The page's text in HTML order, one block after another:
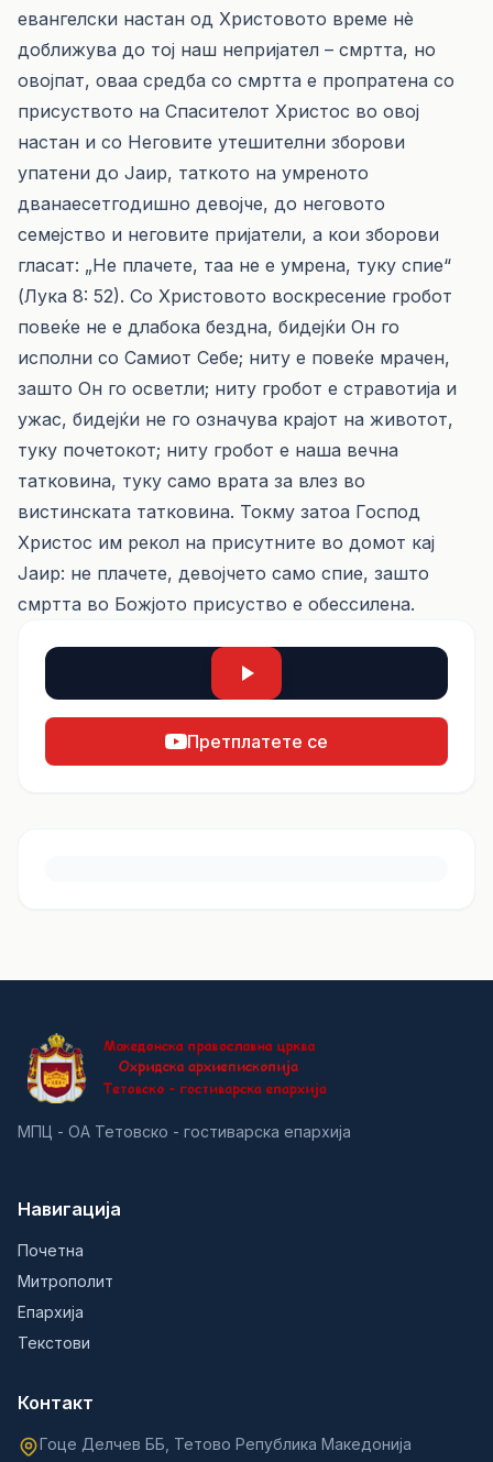
евангелски настан од Христовото време нè
доближува до тој наш непријател – смртта, но
овојпат, оваа средба со смртта е пропратена со
присуството на Спасителот Христос во овој
настан и со Неговите утешителни зборови
упатени до Јаир, таткото на умреното
дванаесетгодишно девојче, до неговото
семејство и неговите пријатели, а кои зборови
гласат: „Не плачете, таа не е умрена, туку спие“
(Лука 8: 52). Со Христовото воскресение гробот
повеќе не е длабока бездна, бидејќи Он го
исполни со Самиот Себе; ниту е повеќе мрачен,
зашто Он го осветли; ниту гробот е стравотија и
ужас, бидејќи не го означува крајот на животот,
туку почетокот; ниту гробот е наша вечна
татковина, туку само врата за влез во
вистинската татковина. Токму затоа Господ
Христос им рекол на присутните во домот кај
Јаир: не плачете, девојчето само спие, зашто
смртта во Божјото присуство е обессилена.
Претплатете се
МПЦ - ОА Тетовско - гостиварска епархија
Навигација
Почетна
Митрополит
Епархија
Текстови
Контакт
Гоце Делчев ББ, Тетово Република Македонија